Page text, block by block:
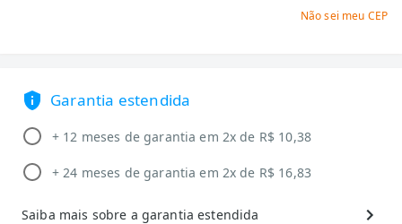
Não sei meu CEP
Garantia estendida
+ 12 meses de garantia em 2x de R$ 10,38
+ 24 meses de garantia em 2x de R$ 16,83
Saiba mais sobre a garantia estendida